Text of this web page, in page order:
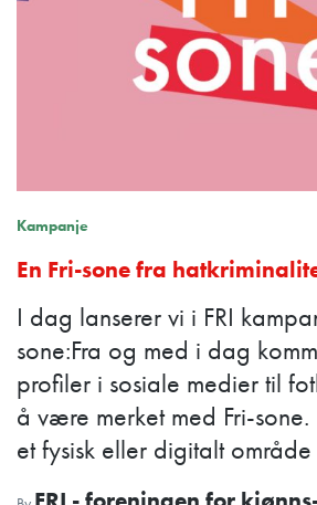
Kampanje
En Fri-sone fra
I dag lanserer vi i FRI
sone:Fra og med i dag
profiler i sosiale medier til
å være merket med Fri-sone.
et fysisk eller digitalt område